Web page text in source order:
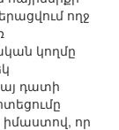
ողջ
կողմը
դատի
որ